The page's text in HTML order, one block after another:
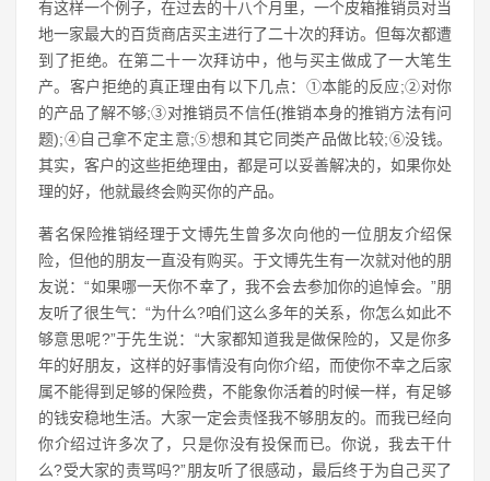
有这样一个例子，在过去的十八个月里，一个皮箱推销员对当
地一家最大的百货商店买主进行了二十次的拜访。但每次都遭
到了拒绝。在第二十一次拜访中，他与买主做成了一大笔生
产。客户拒绝的真正理由有以下几点：①本能的反应;②对你
的产品了解不够;③对推销员不信任(推销本身的推销方法有问
题);④自己拿不定主意;⑤想和其它同类产品做比较;⑥没钱。
其实，客户的这些拒绝理由，都是可以妥善解决的，如果你处
理的好，他就最终会购买你的产品。
著名保险推销经理于文博先生曾多次向他的一位朋友介绍保
险，但他的朋友一直没有购买。于文博先生有一次就对他的朋
友说：“如果哪一天你不幸了，我不会去参加你的追悼会。”朋
友听了很生气：“为什么?咱们这么多年的关系，你怎么如此不
够意思呢?”于先生说：“大家都知道我是做保险的，又是你多
年的好朋友，这样的好事情没有向你介绍，而使你不幸之后家
属不能得到足够的保险费，不能象你活着的时候一样，有足够
的钱安稳地生活。大家一定会责怪我不够朋友的。而我已经向
你介绍过许多次了，只是你没有投保而已。你说，我去干什
么?受大家的责骂吗?”朋友听了很感动，最后终于为自己买了